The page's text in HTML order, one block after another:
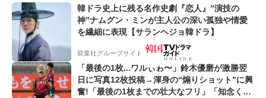
韓ドラ史上に残る名作史劇『恋人』”演技の
神”ナムグン・ミンが主人公の深い孤独や情愛
を繊細に表現【サランヘジョ韓ドラ】
双葉社グループサイト
「最後の1枚...ワルぃゎ〜」鈴木優磨が激勝翌
日に写真12枚投稿→渾身の“煽りショット”に興
奮!「最後の1枚までの壮大なフリ」「知念くん